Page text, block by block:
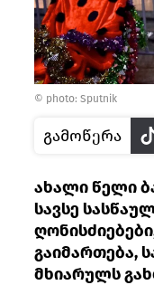
© photo: Sputnik
გამოწერა
ახალი წელი
სავსე
გაიმართება,
მხიარულს